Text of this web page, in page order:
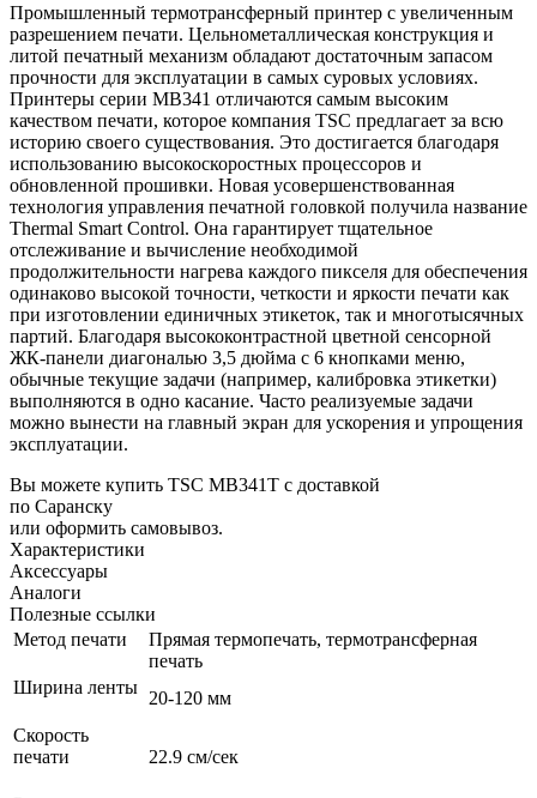
Промышленный термотрансферный принтер с увеличенным
разрешением печати. Цельнометаллическая конструкция и
литой печатный механизм обладают достаточным запасом
прочности для эксплуатации в самых суровых условиях.
Принтеры серии MB341 отличаются самым высоким
качеством печати, которое компания TSC предлагает за всю
историю своего существования. Это достигается благодаря
использованию высокоскоростных процессоров и
обновленной прошивки. Новая усовершенствованная
технология управления печатной головкой получила название
Thermal Smart Control. Она гарантирует тщательное
отслеживание и вычисление необходимой
продолжительности нагрева каждого пикселя для обеспечения
одинаково высокой точности, четкости и яркости печати как
при изготовлении единичных этикеток, так и многотысячных
партий. Благодаря высококонтрастной цветной сенсорной
ЖК-панели диагональю 3,5 дюйма с 6 кнопками меню,
обычные текущие задачи (например, калибровка этикетки)
выполняются в одно касание. Часто реализуемые задачи
можно вынести на главный экран для ускорения и упрощения
эксплуатации.
Вы можете купить TSC MB341T с доставкой
по Саранску
или оформить самовывоз.
Характеристики
Аксессуары
Аналоги
Полезные ссылки
Метод печати
Прямая термопечать, термотрансферная
печать
Ширина ленты
20-120 мм
Скорость
печати
22.9 см/сек